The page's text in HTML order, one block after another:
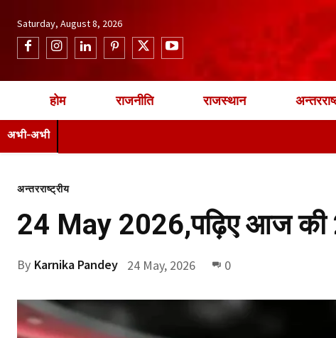
Saturday, August 8, 2026
होम राजनीति राजस्थान
अभी-अभी
अन्तरराष्ट्रीय
24 May 2026,पढ़िए आज की
By Karnika Pandey 24 May, 2026 0